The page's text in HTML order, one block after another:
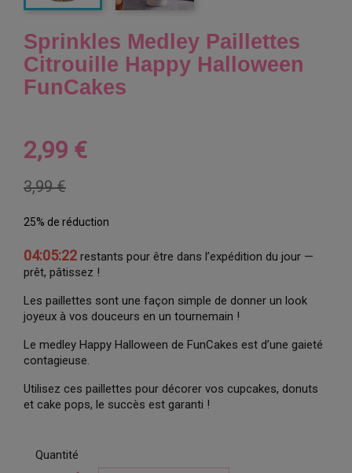
Sprinkles Medley Paillettes
Citrouille Happy Halloween
FunCakes
2,99 €
3,99 €
25% de réduction
04:05:21 restants pour être dans l’expédition du jour —
prêt, pâtissez !
Les paillettes sont une façon simple de donner un look
joyeux à vos douceurs en un tournemain !
Le medley Happy Halloween de FunCakes est d’une gaieté
contagieuse.
Utilisez ces paillettes pour décorer vos cupcakes, donuts
et cake pops, le succès est garanti !
Quantité